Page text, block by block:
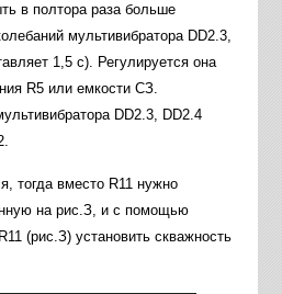
в полтора раза больше
мультивибратора DD2.3,
1,5 с). Регулируется она
R5 или емкости СЗ.
DD2.3, DD2.4
тогда вместо R11 нужно
на рис.З, и с помощью
(рис.З) установить скважность